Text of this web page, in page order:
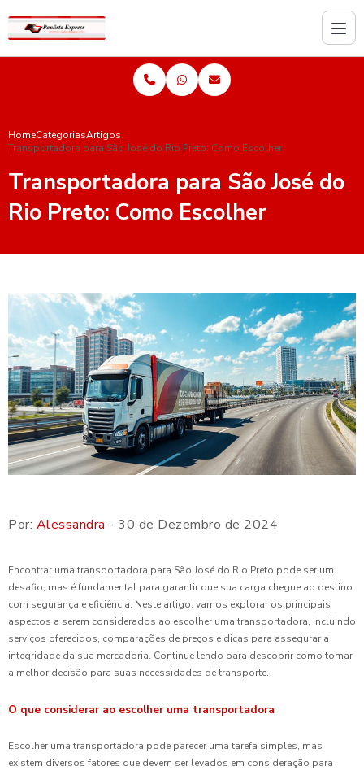
HomeCategoriasArtigos
Transportadora para São José do Rio Preto: Como Escolher
Transportadora para São José do
Rio Preto: Como Escolher
Por: Alessandra - 30 de Dezembro de 2024
Encontrar uma transportadora para São José do Rio Preto pode ser um
desafio, mas é fundamental para garantir que sua carga chegue ao destino
com segurança e eficiência. Neste artigo, vamos explorar os principais
aspectos a serem considerados ao escolher uma transportadora, incluindo
serviços oferecidos, comparações de preços e dicas para assegurar a
integridade da sua mercadoria. Continue lendo para descobrir como tomar
a melhor decisão para suas necessidades de transporte.
O que considerar ao escolher uma transportadora
Escolher uma transportadora pode parecer uma tarefa simples, mas
existem diversos fatores que devem ser levados em consideração para